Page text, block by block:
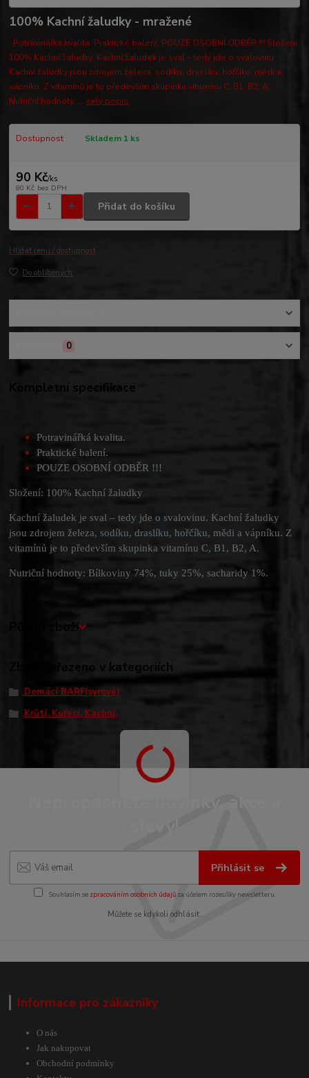
100% Kachní žaludky - mražené
Potravinářká kvalita. Praktické balení. POUZE OSOBNÍ ODBĚR !!! Složení:
100% Kachní žaludky Kachní žaludek je sval – tedy jde o svalovinu.
Kachní žaludky jsou zdrojem železa, sodíku, draslíku, hořčíku, mědi a
vápníku. Z vitamínů je to především skupinka vitamínu C, B1, B2, A.
Nutriční hodnoty: ... celý popis
Dostupnost Skladem 1 ks
90 Kč/ks
80 Kč bez DPH
Přidat do košíku
Hlídat cenu / dostupnost
Do oblíbených
0
Kompletní specifikace
Potravinářká kvalita.
Praktické balení.
POUZE OSOBNÍ ODBĚR !!!
Složení: 100% Kachní žaludky
Kachní žaludek je sval – tedy jde o svalovinu. Kachní žaludky
jsou zdrojem železa, sodíku, draslíku, hořčíku, mědi a vápníku. Z
vitamínů je to především skupinka vitamínu C, B1, B2, A.
Nutriční hodnoty: Bílkoviny 74%, tuky 25%, sacharidy 1%.
Původ zboží
Zboží zařazeno v kategoriích
Domácí BARF(syrové)
Krůtí, Kuřecí, Kachní
Přihlásit se
Souhlasím se zpracováním osobních údajůza účelem rozesílky newsletteru.
Můžete se kdykoli odhlásit.
Informace pro zákazníky
O nás
Jak nakupovat
Obchodní podmínky